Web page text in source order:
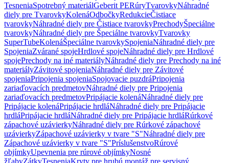
TesneniaSpotrebný materiálGeberit PERúryTvarovkyNáhradné
diely pre TvarovkyKolenáOdbočkyRedukcieČistiace
tvarovkyNáhradné diely pre Čistiace tvarovkyPrechodyŠpeciálne
tvarovkyNáhradné diely pre Špeciálne tvarovkyTvarovky
SuperTubeKolenáŠpeciálne tvarovkySpojeniaNáhradné diely pre
SpojeniaZvárané spojeHrdlové spojeNáhradné diely pre Hrdlové
spojePrechody na iné materiályNáhradné diely pre Prechody na iné
materiályZávitové spojeniaNáhradné diely pre Závitové
spojeniaPripojenia spojeniaSpojovacie puzdráPripojenia
zariaďovacích predmetovNáhradné diely pre Pripojenia
zariaďovacích predmetovPripájacie kolenáNáhradné diely pre
Pripájacie kolenáPripájacie hrdláNáhradné diely pre Pripájacie
hrdláPripájacie hrdláNáhradné diely pre Pripájacie hrdláRúrkové
zápachové uzávierkyNáhradné diely pre Rúrkové zápachové
uzávierkyZápachové uzávierky v tvare "S"Náhradné diely pre
Zápachové uzávierky v tvare "S"PríslušenstvoRúrové
objímkyUpevnenia pre rúrové objímkyNosné
žľabyZátkyTesneniaKryty pre hrubú montáž pre servisný